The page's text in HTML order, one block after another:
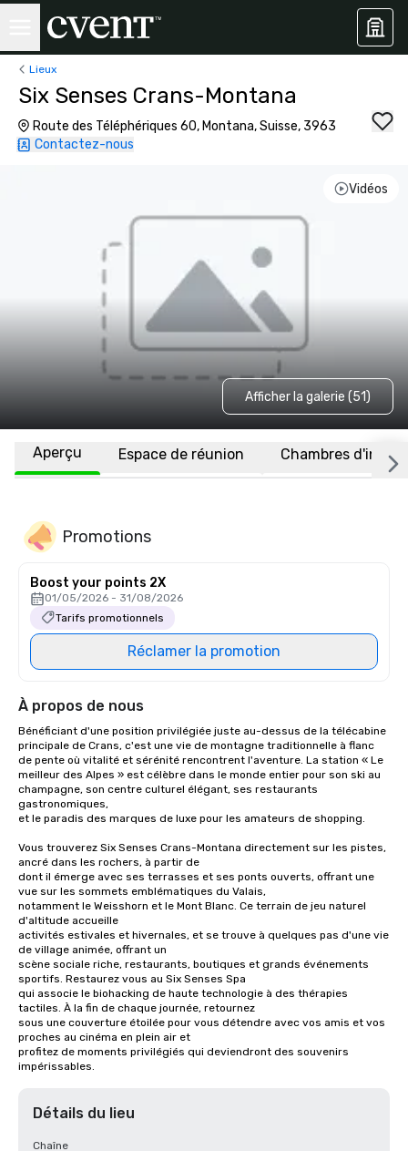
Lieux
Six Senses Crans-Montana
Route des Téléphériques 60, Montana, Suisse, 3963
Contactez-nous
Vidéos
Afficher la galerie (51)
Aperçu Espace de réunion Chambres
Promotions
Boost your points 2X
01/05/2026 - 31/08/2026
Tarifs promotionnels
Réclamer la promotion
À propos de nous
Bénéficiant d'une position privilégiée juste au-dessus de la télécabine
principale de Crans, c'est une vie de montagne traditionnelle à flanc
de pente où vitalité et sérénité rencontrent l'aventure. La station « Le
meilleur des Alpes » est célèbre dans le monde entier pour son ski au
champagne, son centre culturel élégant, ses restaurants
gastronomiques,
et le paradis des marques de luxe pour les amateurs de shopping.
Vous trouverez Six Senses Crans-Montana directement sur les pistes,
ancré dans les rochers, à partir de
dont il émerge avec ses terrasses et ses ponts ouverts, offrant une
vue sur les sommets emblématiques du Valais,
notamment le Weisshorn et le Mont Blanc. Ce terrain de jeu naturel
d'altitude accueille
activités estivales et hivernales, et se trouve à quelques pas d'une vie
de village animée, offrant un
scène sociale riche, restaurants, boutiques et grands événements
sportifs. Restaurez vous au Six Senses Spa
qui associe le biohacking de haute technologie à des thérapies
tactiles. À la fin de chaque journée, retournez
sous une couverture étoilée pour vous détendre avec vos amis et vos
proches au cinéma en plein air et
profitez de moments privilégiés qui deviendront des souvenirs
impérissables.
Détails du lieu
Chaîne